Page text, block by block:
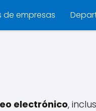
de empresas
electrónico,